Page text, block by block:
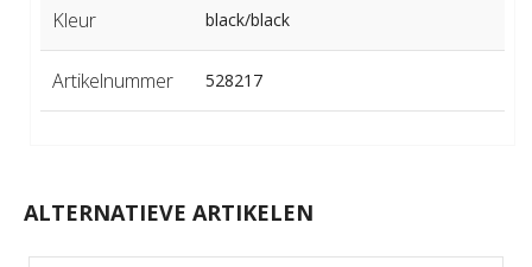
Kleur black/black
Artikelnummer 528217
ALTERNATIEVE ARTIKELEN